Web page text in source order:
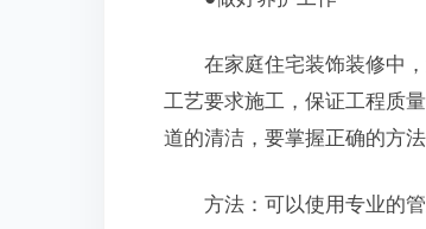
在家庭住宅装饰装修中，
工艺要求施工，保证工程质
道的清洁，要掌握正确的方
方法：可以使用专业的管